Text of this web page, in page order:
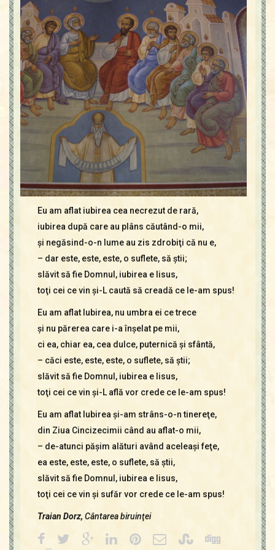
Icoane
Mărgăritare
Calendar
Glosar
Repere
Eu am aflat iubirea cea necrezut de rară,
iubirea după care au plâns căutând-o mii,
şi negăsind-o-n lume au zis zdrobiţi că nu e,
– dar este, este, este, o suflete, să ştii;
slăvit să fie Domnul, iubirea e Iisus,
toţi cei ce vin şi-L caută să creadă ce le-am spus!
Eu am aflat Iubirea, nu umbra ei ce trece
şi nu părerea care i-a înşelat pe mii,
ci ea, chiar ea, cea dulce, puternică şi sfântă,
– căci este, este, este, o suflete, să ştii;
slăvit să fie Domnul, iubirea e Iisus,
toţi cei ce vin şi-L află vor crede ce le-am spus!
Eu am aflat Iubirea şi-am strâns-o-n tinereţe,
din Ziua Cincizecimii când au aflat-o mii,
– de-atunci păşim alături având aceleaşi feţe,
ea este, este, este, o suflete, să ştii,
slăvit să fie Domnul, iubirea e Iisus,
toţi cei ce vin şi sufăr vor crede ce le-am spus!
Traian Dorz, Cântarea biruinţei